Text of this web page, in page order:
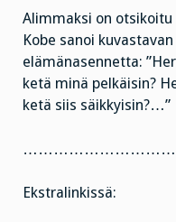
Alimmaksi on otsikoitu
Kobe sanoi
elämänasennetta:
ketä minä pelkäisin?
ketä siis säikkyisin?…”
Ekstralinkissä: